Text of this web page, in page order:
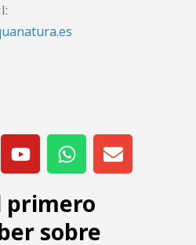
primero
sobre